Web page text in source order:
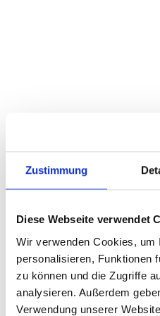
Zustimmung
Diese Webseite verwendet
Wir verwenden Cookies, um
personalisieren, Funktionen
zu können und die Zugriffe
analysieren. Außerdem
Verwendung unserer